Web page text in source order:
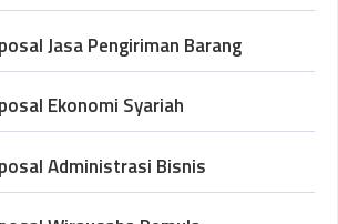
Jasa Pengiriman Barang
Ekonomi Syariah
Administrasi Bisnis